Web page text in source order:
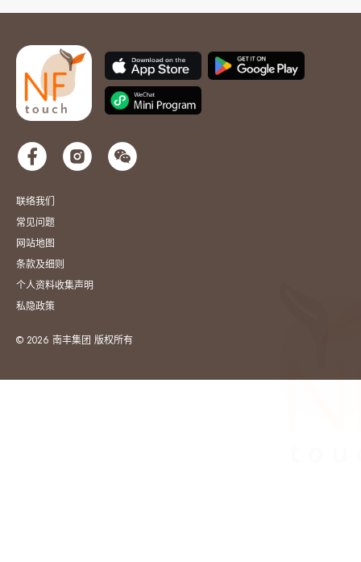
联络我们
常见问题
网站地图
条款及细则
个人资料收集声明
私隐政策
© 2026 南丰集团 版权所有